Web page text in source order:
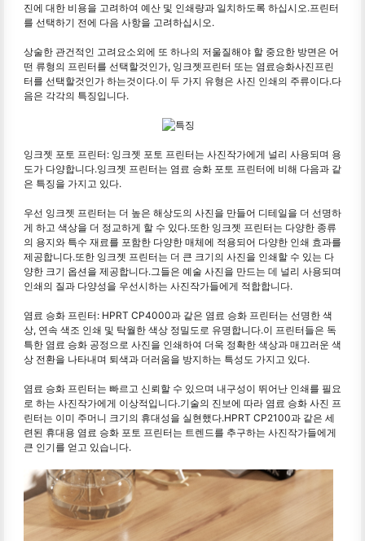
진에 대한 비용을 고려하여 예산 및 인쇄량과 일치하도록 하십시오.프린터
를 선택하기 전에 다음 사항을 고려하십시오.
상술한 관건적인 고려요소외에 또 하나의 저울질해야 할 중요한 방면은 어
떤 류형의 프린터를 선택할것인가, 잉크젯프린터 또는 염료승화사진프린
터를 선택할것인가 하는것이다.이 두 가지 유형은 사진 인쇄의 주류이다.다
음은 각각의 특징입니다.
잉크젯 포토 프린터: 잉크젯 포토 프린터는 사진작가에게 널리 사용되며 용
도가 다양합니다.잉크젯 프린터는 염료 승화 포토 프린터에 비해 다음과 같
은 특징을 가지고 있다.
우선 잉크젯 프린터는 더 높은 해상도의 사진을 만들어 디테일을 더 선명하
게 하고 색상을 더 정교하게 할 수 있다.또한 잉크젯 프린터는 다양한 종류
의 용지와 특수 재료를 포함한 다양한 매체에 적용되어 다양한 인쇄 효과를
제공합니다.또한 잉크젯 프린터는 더 큰 크기의 사진을 인쇄할 수 있는 다
양한 크기 옵션을 제공합니다.그들은 예술 사진을 만드는 데 널리 사용되며
인쇄의 질과 다양성을 우선시하는 사진작가들에게 적합합니다.
염료 승화 프린터: HPRT CP4000과 같은 염료 승화 프린터는 선명한 색
상, 연속 색조 인쇄 및 탁월한 색상 정밀도로 유명합니다.이 프린터들은 독
특한 염료 승화 공정으로 사진을 인쇄하여 더욱 정확한 색상과 매끄러운 색
상 전환을 나타내며 퇴색과 더러움을 방지하는 특성도 가지고 있다.
염료 승화 프린터는 빠르고 신뢰할 수 있으며 내구성이 뛰어난 인쇄를 필요
로 하는 사진작가에게 이상적입니다.기술의 진보에 따라 염료 승화 사진 프
린터는 이미 주머니 크기의 휴대성을 실현했다.HPRT CP2100과 같은 세
련된 휴대용 염료 승화 포토 프린터는 트렌드를 추구하는 사진작가들에게
큰 인기를 얻고 있습니다.